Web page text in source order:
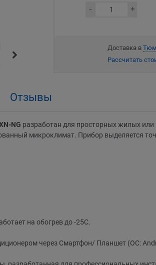
Доставка в
Рассчитать
Отзывы
NG разработан для просторных жилых
микроклимат. Прибор выделяется
на обогрев до -25C.
через Смартфон/ Планшет (ОС: